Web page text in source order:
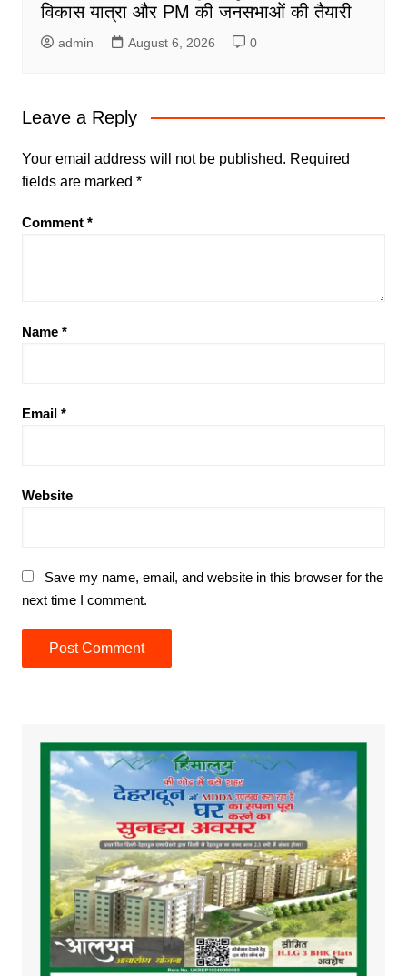
विकास यात्रा और PM की जनसभाओं की तैयारी
admin August 6, 2026 0
Leave a Reply
Your email address will not be published. Required
fields are marked *
Comment *
Name *
Email *
Website
Save my name, email, and website in this browser for the
next time I comment.